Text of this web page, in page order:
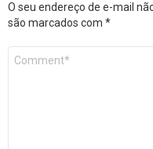
O seu endereço de e-mail
são marcados com *
Comentário